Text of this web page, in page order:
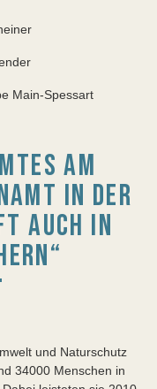
Spessart
AM
IN DER
AUCH IN
und Naturschutz
34000 Menschen in